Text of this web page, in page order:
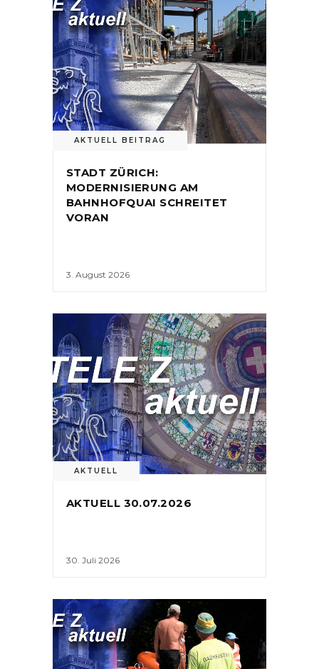
AKTUELL BEITRAG
STADT ZÜRICH:
MODERNISIERUNG AM
BAHNHOFQUAI SCHREITET
VORAN
3. August 2026
AKTUELL
AKTUELL 30.07.2026
30. Juli 2026